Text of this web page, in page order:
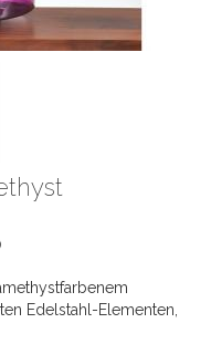
Edelstahl-Elementen,